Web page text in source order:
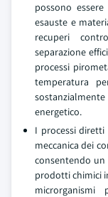
possono
esauste e
recuperi
separazione
processi
temperatura
energetico.
I processi diretti
meccanica dei
consentendo
prodotti chimici